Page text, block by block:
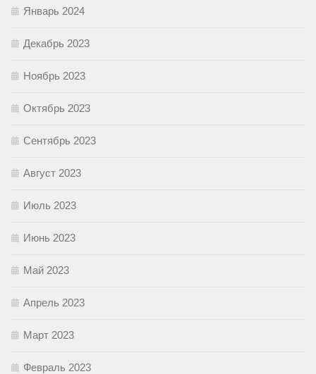
Январь 2024
Декабрь 2023
Ноябрь 2023
Октябрь 2023
Сентябрь 2023
Август 2023
Июль 2023
Июнь 2023
Май 2023
Апрель 2023
Март 2023
Февраль 2023